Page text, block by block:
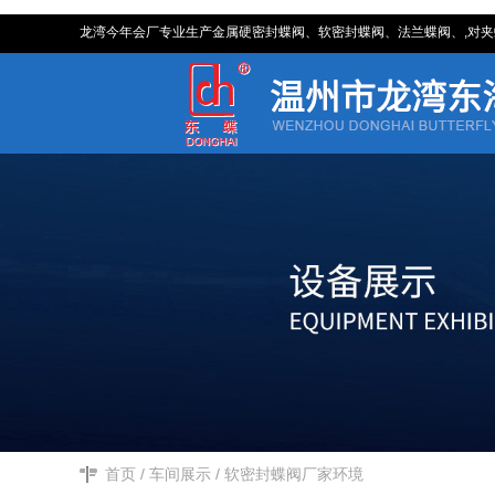
龙湾今年会厂专业生产金属硬密封蝶阀、软密封蝶阀、法兰蝶
首页 / 车间展示 / 软密封蝶阀厂家环境